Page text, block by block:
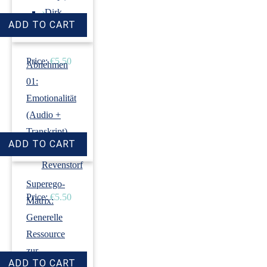
›Dirk
Revenstorf
Price: €5.50
Abnehmen
01:
Emotionalität
(Audio +
Transkript)
›Dirk
Revenstorf
Price: €5.50
Superego-
Matrix:
Generelle
Ressource
zur